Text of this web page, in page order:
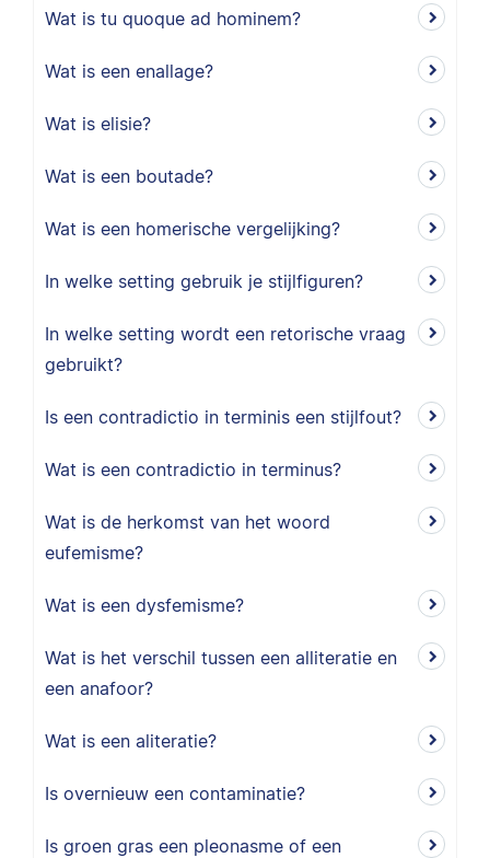
Wat is tu quoque ad hominem?
Wat is een enallage?
Wat is elisie?
Wat is een boutade?
Wat is een homerische vergelijking?
In welke setting gebruik je stijlfiguren?
In welke setting wordt een retorische vraag
gebruikt?
Is een contradictio in terminis een stijlfout?
Wat is een contradictio in terminus?
Wat is de herkomst van het woord
eufemisme?
Wat is een dysfemisme?
Wat is het verschil tussen een alliteratie en
een anafoor?
Wat is een aliteratie?
Is overnieuw een contaminatie?
Is groen gras een pleonasme of een